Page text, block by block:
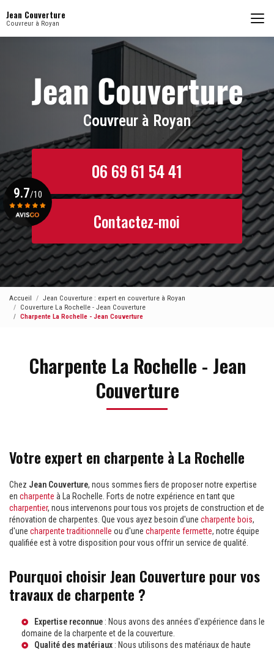
au
contenu
Jean Couverture
Couvreur à Royan
Couvreur à Royan
06 69 61 54 41
Contactez-moi
9.7/10
Voir le certificat
Accueil
Jean Couverture : expert en couverture à Royan
Couverture La Rochelle - Jean Couverture
Charpente La Rochelle - Jean Couverture
Charpente La Rochelle - Jean
Couverture
Votre expert en charpente à La Rochelle
Chez Jean Couverture, nous sommes fiers de proposer notre expertise
en charpente à La Rochelle. Forts de notre expérience en tant que
charpentier, nous intervenons pour tous vos projets de construction et de
rénovation de charpentes. Que vous ayez besoin d'une charpente bois,
d'une charpente traditionnelle ou d'une charpente fermette, notre équipe
qualifiée est à votre disposition pour vous offrir un service de qualité.
Pourquoi choisir Jean Couverture pour vos
travaux de charpente ?
Expertise reconnue : Nous avons des années d'expérience dans le
domaine de la charpente et de la couverture.
Qualité des matériaux : Nous utilisons des matériaux de haute